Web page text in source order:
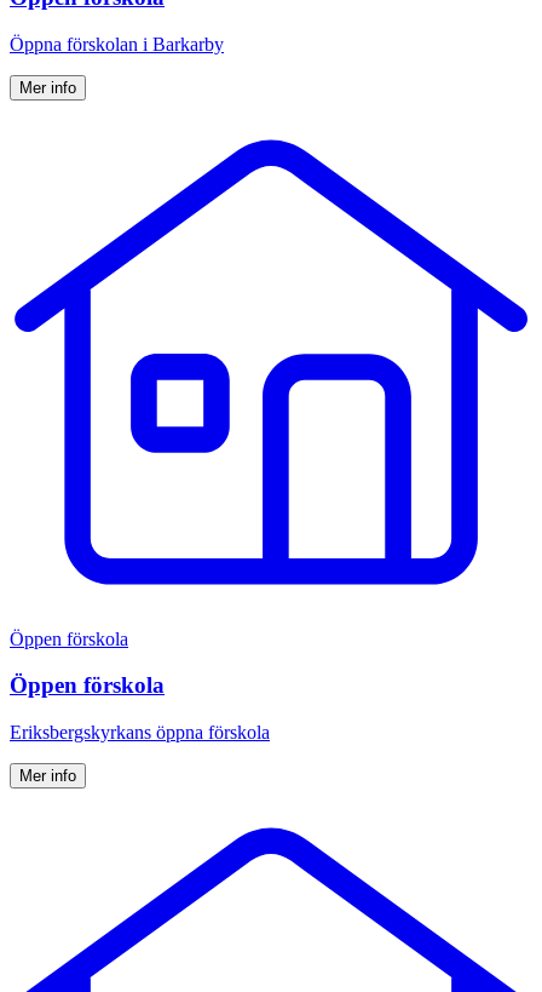
Öppna för­skolan i Barkarby
Mer info
Öppen förskola
Öppen förskola
Eriksbergskyrkans öppna förskola
Mer info